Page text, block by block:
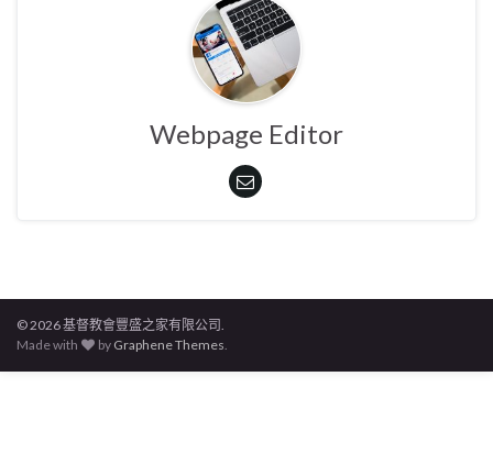
Webpage Editor
© 2026 基督教會豐盛之家有限公司.
Made with
by Graphene Themes.